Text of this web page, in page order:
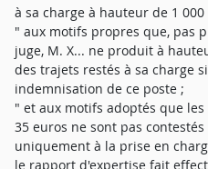
à sa charge à hauteur de 1 000
" aux motifs propres que, pas
juge, M. X... ne produit à
des trajets restés à sa charge
indemnisation de ce poste ;
" et aux motifs adoptés que
35 euros ne sont pas
uniquement à la prise en
le rapport d'expertise fait